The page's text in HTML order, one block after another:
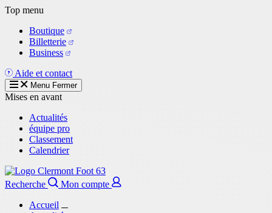
Aller
contenu
principal
Top menu
Boutique
Billetterie
Business
Aide et contact
Menu Fermer
Mises en avant
Actualités
équipe pro
Classement
Calendrier
Recherche
Mon compte
Accueil